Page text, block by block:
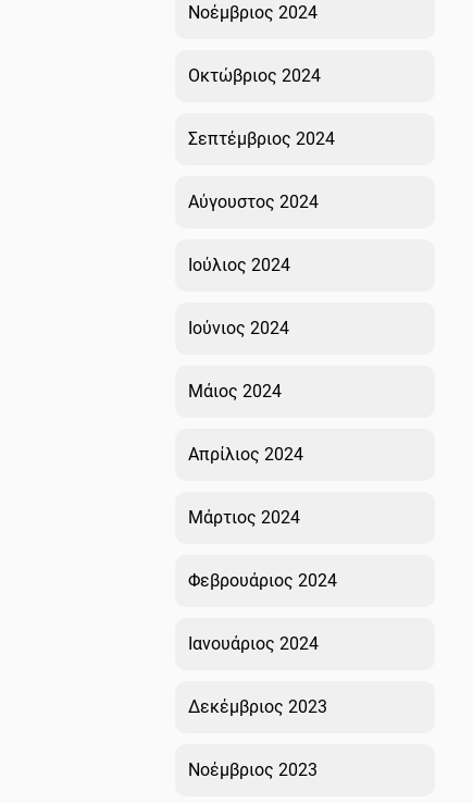
Νοέμβριος 2024
Οκτώβριος 2024
Σεπτέμβριος 2024
Αύγουστος 2024
Ιούλιος 2024
Ιούνιος 2024
Μάιος 2024
Απρίλιος 2024
Μάρτιος 2024
Φεβρουάριος 2024
Ιανουάριος 2024
Δεκέμβριος 2023
Νοέμβριος 2023